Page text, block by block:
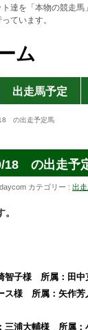
達を「本物の競走
ています。
ム
出走馬予定
の出走予定馬
18 の出走予
カテゴリー : 出
智子様 所属：田
ス様 所属：矢作
三浦大輔様 所属